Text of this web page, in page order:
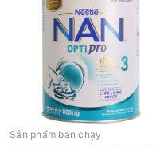
Sản phẩm bán chạy